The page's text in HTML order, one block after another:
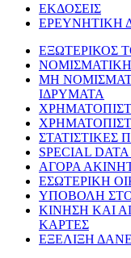
ΕΚΔΟΣΕΙΣ
ΕΡΕΥΝΗΤΙΚΗ
ΕΞΩΤΕΡΙΚΟΣ
ΝΟΜΙΣΜΑΤΙΚΗ
ΜΗ
ΙΔΡΥΜΑΤΑ
SPECIAL
ΑΓΟΡΑ
ΕΣΩΤΕΡΙΚΗ
ΥΠΟΒΟΛΗ
ΚΙΝΗΣΗ ΚΑΙ
ΚΑΡΤΕΣ
ΕΞΕΛΙΞΗ